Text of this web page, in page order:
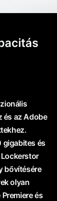
és az Adobe
gigabites és
bővítésére
olyan
és